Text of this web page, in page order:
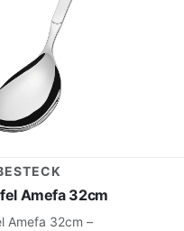
Amefa 32cm
Amefa 32cm –